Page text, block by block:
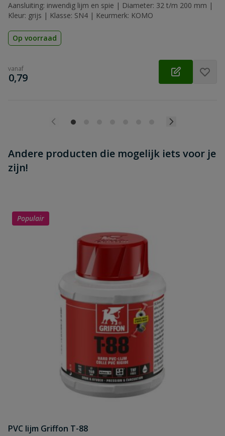
Aansluiting: inwendig lijm en spie | Diameter: 32 t/m 200 mm |
Kleur: grijs | Klasse: SN4 | Keurmerk: KOMO
Op voorraad
vanaf
€
0,79
Andere producten die mogelijk iets voor je
zijn!
Populair
PVC lijm Griffon T-88